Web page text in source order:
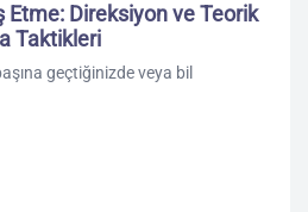
Etme: Direksiyon ve Teorik
Taktikleri
geçtiğinizde veya bil